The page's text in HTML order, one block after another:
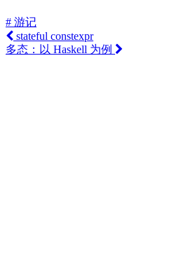
# 游记
stateful constexpr
多态：以 Haskell 为例